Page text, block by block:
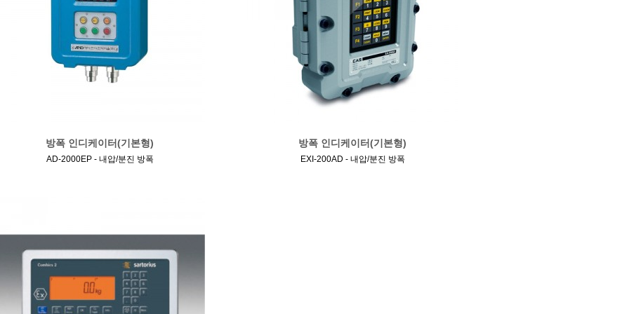
방폭 인디케이터(기본형)
AD-2000EP - 내압/분진 방폭
방폭 인디케이터(기본형)
EXI-200AD - 내압/분진 방폭